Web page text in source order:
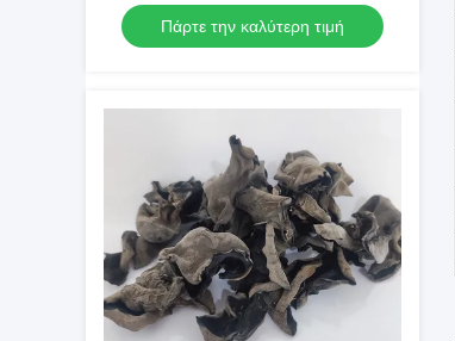
Πάρτε την καλύτερη τιμή